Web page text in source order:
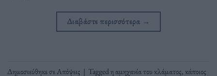
Διαβάστε περισσότερα →
Δημοσιεύθηκε σεΑπόψεις | Taggedη αμηχανία του κλάματος,κάποιος